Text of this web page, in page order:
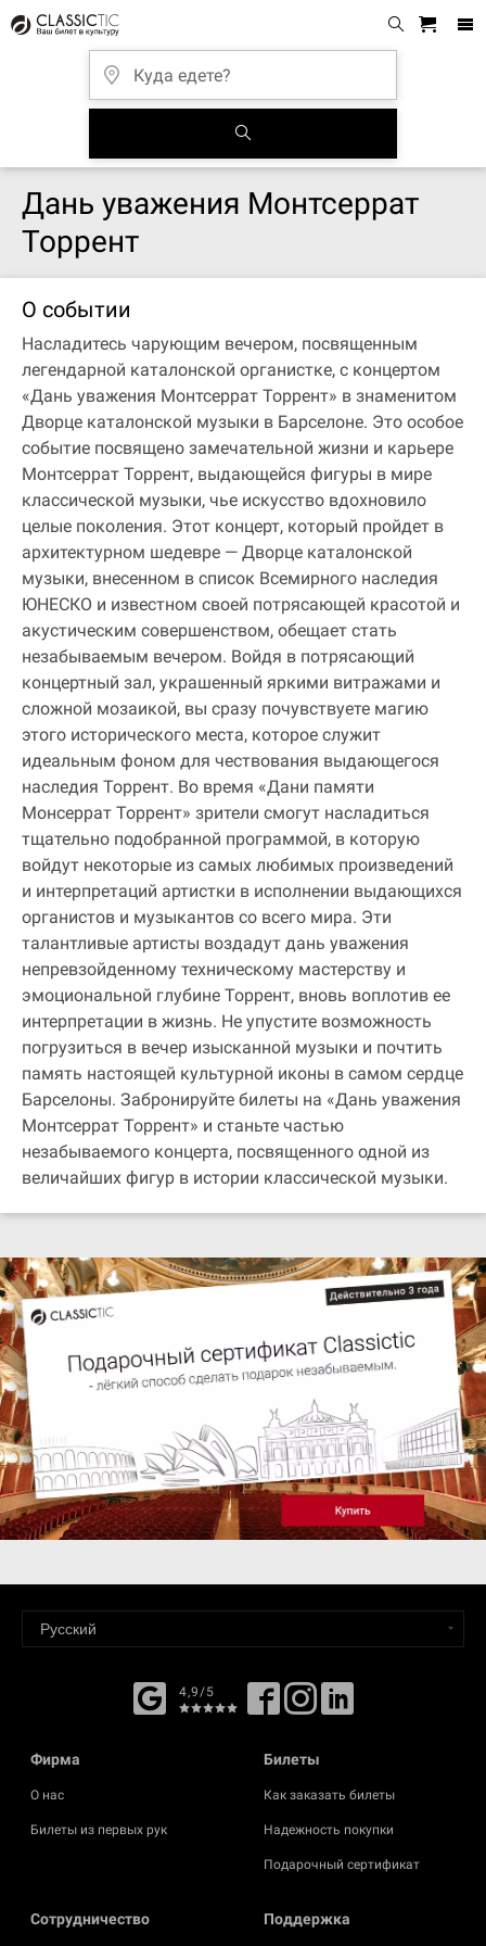
Дань уважения Монтсеррат
Торрент
О событии
Насладитесь чарующим вечером, посвященным
легендарной каталонской органистке, с концертом
«Дань уважения Монтсеррат Торрент» в знаменитом
Дворце каталонской музыки в Барселоне. Это особое
событие посвящено замечательной жизни и карьере
Монтсеррат Торрент, выдающейся фигуры в мире
классической музыки, чье искусство вдохновило
целые поколения. Этот концерт, который пройдет в
архитектурном шедевре — Дворце каталонской
музыки, внесенном в список Всемирного наследия
ЮНЕСКО и известном своей потрясающей красотой и
акустическим совершенством, обещает стать
незабываемым вечером. Войдя в потрясающий
концертный зал, украшенный яркими витражами и
сложной мозаикой, вы сразу почувствуете магию
этого исторического места, которое служит
идеальным фоном для чествования выдающегося
наследия Торрент. Во время «Дани памяти
Монсеррат Торрент» зрители смогут насладиться
тщательно подобранной программой, в которую
войдут некоторые из самых любимых произведений
и интерпретаций артистки в исполнении выдающихся
органистов и музыкантов со всего мира. Эти
талантливые артисты воздадут дань уважения
непревзойденному техническому мастерству и
эмоциональной глубине Торрент, вновь воплотив ее
интерпретации в жизнь. Не упустите возможность
погрузиться в вечер изысканной музыки и почтить
память настоящей культурной иконы в самом сердце
Барселоны. Забронируйте билеты на «Дань уважения
Монтсеррат Торрент» и станьте частью
незабываемого концерта, посвященного одной из
величайших фигур в истории классической музыки.
4,9/5
Фирма
О нас
Билеты из первых рук
Билеты
Как заказать билеты
Надежность покупки
Подарочный сертификат
Cотрудничество Поддержка